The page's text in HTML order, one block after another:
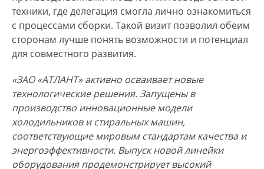
техники, где делегация смогла лично ознакомиться
с процессами сборки. Такой визит позволил обеим
сторонам лучше понять возможности и потенциал
для совместного развития.
«ЗАО «АТЛАНТ» активно осваивает новые
технологические решения. Запущены в
производство инновационные модели
холодильников и стиральных машин,
соответствующие мировым стандартам качества и
энергоэффективности. Выпуск новой линейки
оборудования продемонстрирует высокий